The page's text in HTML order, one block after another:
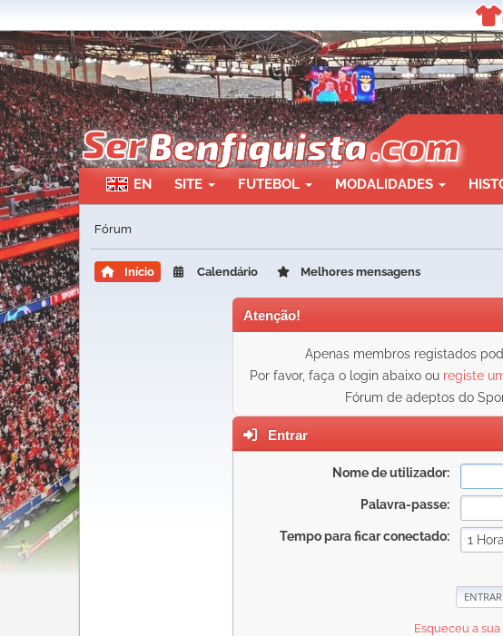
EN SITE FUTEBOL MODALIDADES
Fórum
Início Calendário Melhores mensagens
Atenção!
Apenas membros registados
Por favor, faça o login abaixo ou registe
Fórum de adeptos do
Entrar
Nome de utilizador:
Palavra-passe:
Tempo para ficar conectado:
Esqueceu a sua